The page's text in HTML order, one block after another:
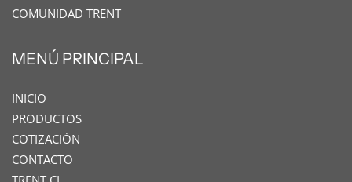
COMUNIDAD TRENT
MENÚ PRINCIPAL
INICIO
PRODUCTOS
COTIZACIÓN
CONTACTO